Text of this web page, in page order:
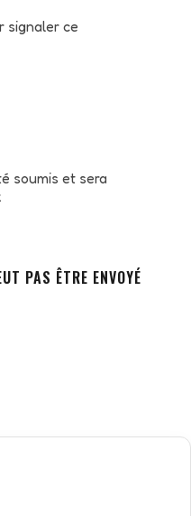
signaler ce
soumis et sera
PAS ÊTRE ENVOYÉ